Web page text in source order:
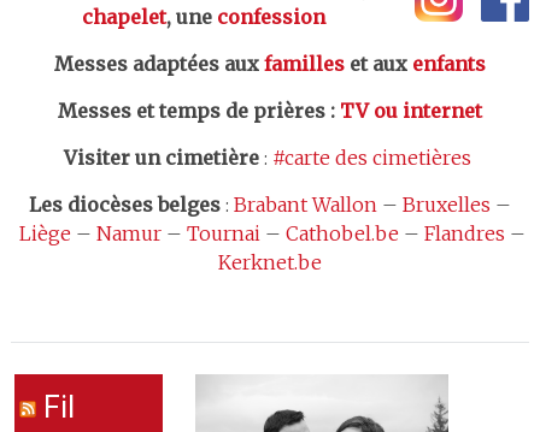
chapelet, une confession
Messes adaptées aux familleset aux enfants
Messes et temps de prières: TV ou internet
Visiter un cimetière: #carte des cimetières
Les diocèses belges: Brabant Wallon– Bruxelles –
Liège – Namur– Tournai– Cathobel.be – Flandres –
Kerknet.be
Fil